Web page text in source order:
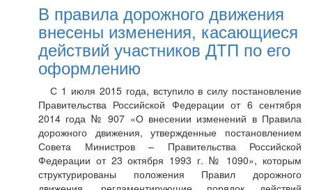
В правила дорожного движения
внесены изменения, касающиеся
действий участников ДТП по его
оформлению
С 1 июля 2015 года, вступило в силу постановление
Правительства Российской Федерации от 6 сентября
2014 года № 907 «О внесении изменений в Правила
дорожного движения, утвержденные постановлением
Совета Министров – Правительства Российской
Федерации от 23 октября 1993 г. № 1090», которым
структурированы положения Правил дорожного